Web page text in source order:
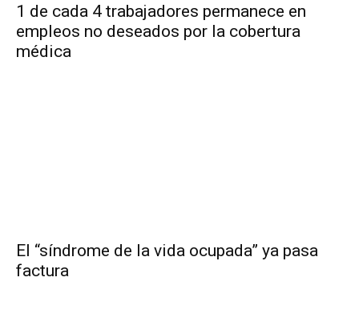
1 de cada 4 trabajadores permanece en
empleos no deseados por la cobertura
médica
El “síndrome de la vida ocupada” ya pasa
factura